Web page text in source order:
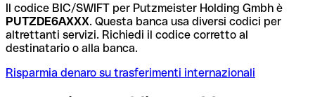
Il codice BIC/SWIFT per Putzmeister Holding Gmbh è
PUTZDE6AXXX. Questa banca usa diversi codici per
altrettanti servizi. Richiedi il codice corretto al
destinatario o alla banca.
Risparmia denaro su trasferimenti internazionali